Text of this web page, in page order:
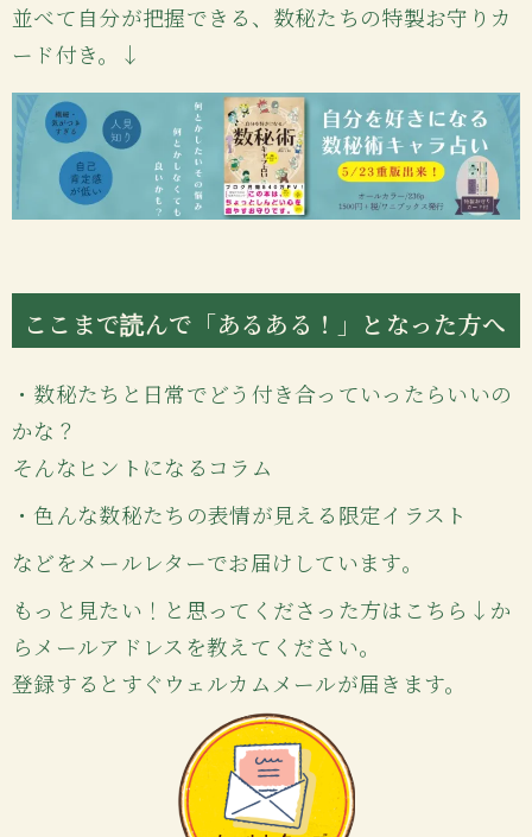
並べて自分が把握できる、数秘たちの特製お守りカ
ード付き。↓
ここまで読んで「あるある！」となった方へ
・数秘たちと日常でどう付き合っていったらいいの
かな？
そんなヒントになるコラム
・色んな数秘たちの表情が見える限定イラスト
などをメールレターでお届けしています。
もっと見たい！と思ってくださった方はこちら↓か
らメールアドレスを教えてください。
登録するとすぐウェルカムメールが届きます。